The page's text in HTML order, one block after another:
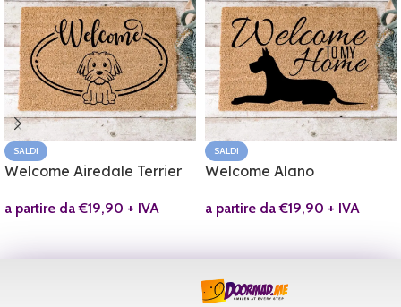
SALDI
Welcome Airedale Terrier
a partire da€19,90 + IVA
SALDI
Welcome Alano
a partire da€19,90 + IVA